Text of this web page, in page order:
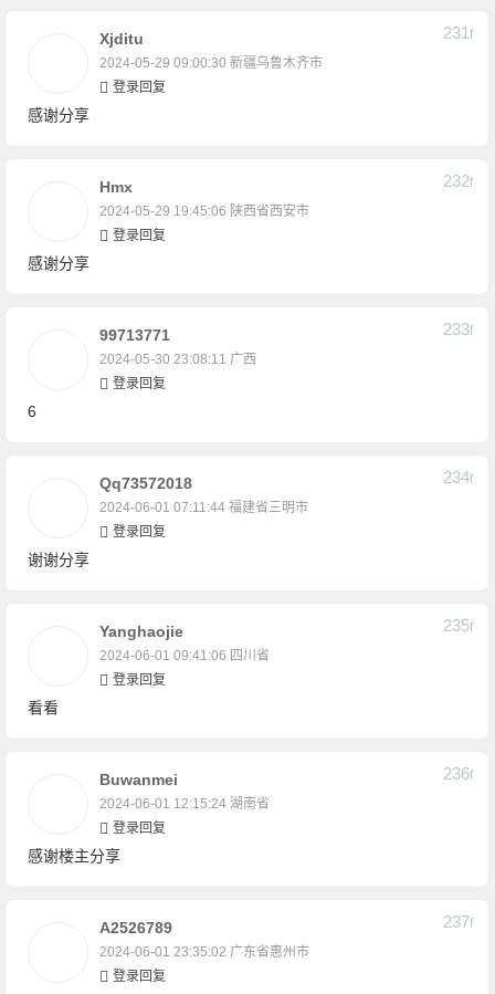
Xjditu
2024-05-29 09:00:30 新疆乌鲁木齐市
231F
登录回复
感谢分享
Hmx
2024-05-29 19:45:06 陕西省西安市
232F
登录回复
感谢分享
99713771
2024-05-30 23:08:11 广西
233F
登录回复
6
Qq73572018
2024-06-01 07:11:44 福建省三明市
234F
登录回复
谢谢分享
Yanghaojie
2024-06-01 09:41:06 四川省
235F
登录回复
看看
Buwanmei
2024-06-01 12:15:24 湖南省
236F
登录回复
感谢楼主分享
A2526789
2024-06-01 23:35:02 广东省惠州市
237F
登录回复